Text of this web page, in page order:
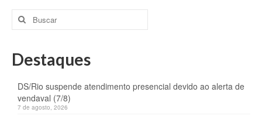
Buscar
por:
Destaques
DS/Rio suspende atendimento presencial devido ao alerta de
vendaval (7/8)
7 de agosto, 2026